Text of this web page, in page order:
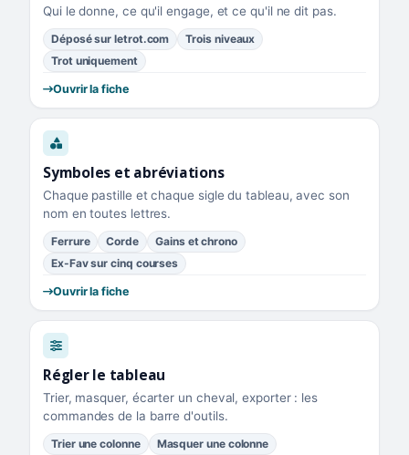
Qui le donne, ce qu'il engage, et ce qu'il ne dit pas.
Déposé sur letrot.com
Trois niveaux
Trot uniquement
Ouvrir la fiche
Symboles et abréviations
Chaque pastille et chaque sigle du tableau, avec son
nom en toutes lettres.
Ferrure Corde
Gains et chrono
Ex-Fav sur cinq courses
Ouvrir la fiche
Régler le tableau
Trier, masquer, écarter un cheval, exporter : les
commandes de la barre d'outils.
Trier une colonne
Masquer une colonne